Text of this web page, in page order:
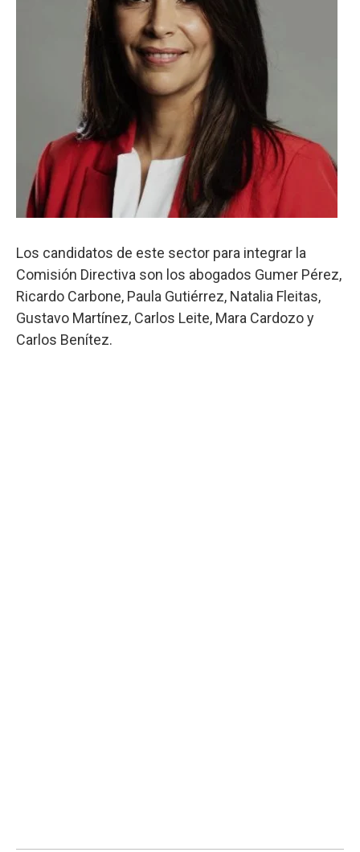
Los candidatos de este sector para integrar la
Comisión Directiva son los abogados Gumer Pérez,
Ricardo Carbone, Paula Gutiérrez, Natalia Fleitas,
Gustavo Martínez, Carlos Leite, Mara Cardozo y
Carlos Benítez.